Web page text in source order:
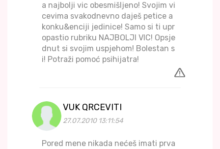
a najbolji vic obesmišljeno! Svojim vi
cevima svakodnevno daješ petice a
konku&enciji jedinice! Samo si ti upr
opastio rubriku NAJBOLJI VIC! Opsje
dnut si svojim uspjehom! Bolestan s
i! Potraži pomoć psihijatra!
VUK QRCEVITI
27.07.2010 13:11:54
Pored mene nikada nećeš imati prva